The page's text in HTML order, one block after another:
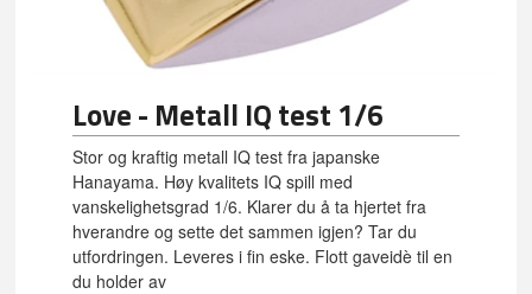
Love - Metall IQ test 1/6
Stor og kraftig metall IQ test fra japanske
Hanayama. Høy kvalitets IQ spill med
vanskelighetsgrad 1/6. Klarer du å ta hjertet fra
hverandre og sette det sammen igjen? Tar du
utfordringen. Leveres i fin eske. Flott gaveidè til en
du holder av